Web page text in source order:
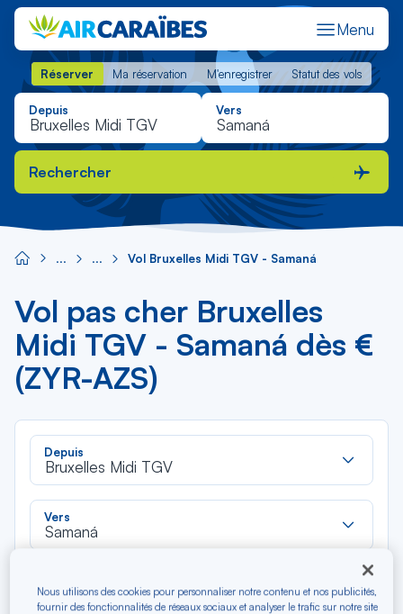
Menu
Réserver Ma réservation M'enregistrer Statut des vols
Réserver Ma réservation M'enregistrer Statut des vols
Depuis Vers
Rechercher
Vol Bruxelles Midi TGV - Samaná
Vol pas cher Bruxelles
Midi TGV - Samaná dès €
(ZYR-AZS)
Depuis
Bruxelles Midi TGV
Vers
Samaná
Aller-Retour Aller simple
Nous utilisons des cookies pour personnaliser notre contenu et nos publicités,
fournir des fonctionnalités de réseaux sociaux et analyser le trafic sur notre site